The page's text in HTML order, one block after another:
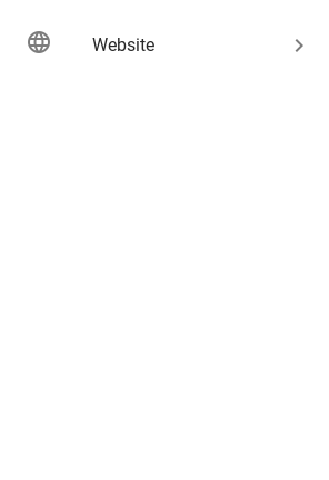
language Website keyboard_arrow_right